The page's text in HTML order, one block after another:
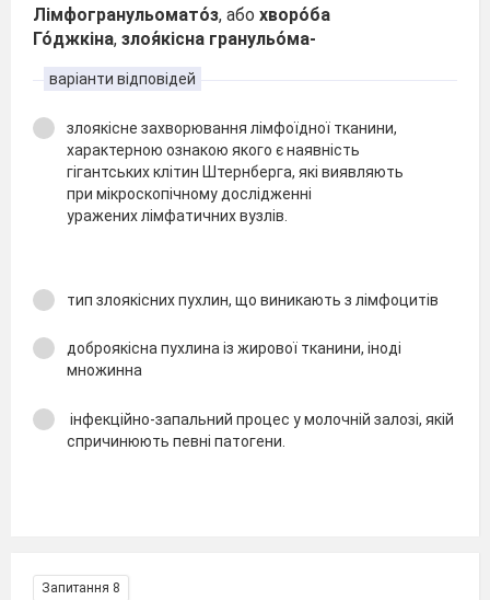
Лімфогранульомато́з, або хворо́ба
Го́джкіна, злоя́кісна гранульо́ма-
варіанти відповідей
злоякісне захворювання лімфоїдної тканини,
характерною ознакою якого є наявність
гігантських клітин Штернберга, які виявляють
при мікроскопічному дослідженні
уражених лімфатичних вузлів.
тип злоякісних пухлин, що виникають з лімфоцитів
доброякісна пухлина із жирової тканини, іноді
множинна
інфекційно-запальний процес у молочній залозі, якій
спричинюють певні патогени.
Запитання 8